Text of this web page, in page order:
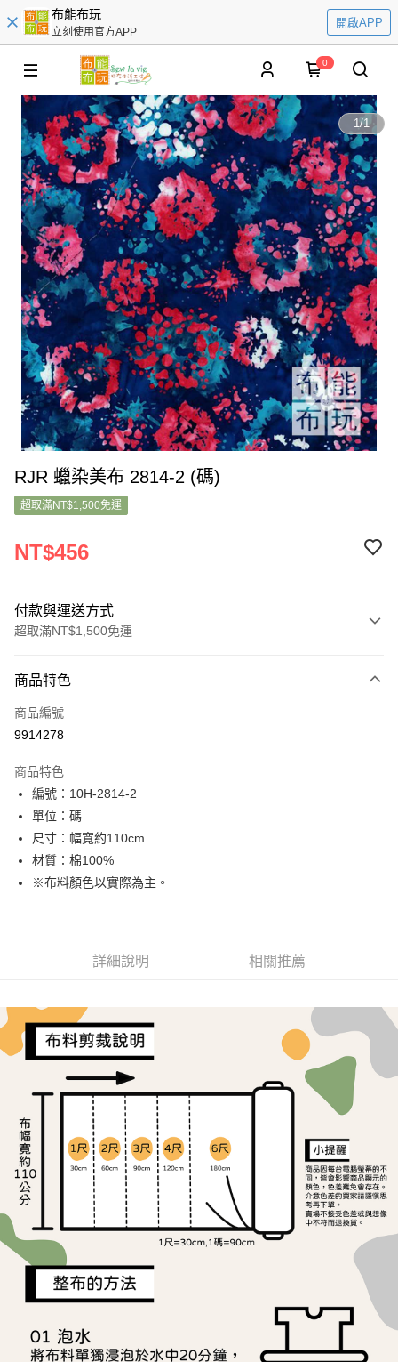
布能布玩
立刻使用官方APP
開啟APP
0
1/1
RJR 蠟染美布 2814-2 (碼)
超取滿NT$1,500免運
NT$456
付款與運送方式
超取滿NT$1,500免運
信用卡一次付款
超商取貨付款
Apple Pay
街口支付
Google Pay
大哥付你分期
2.付款方式選擇「大哥付你分期」，訂單成立後會自動跳轉到大哥付的交易
3.實際核准額度、可分期數及費用金額請依後續交易確認頁面所載為準。
4.訂單成立30分鐘內，如未前往確認交易或遇審核未通過，訂單將自動取
消。如遇「轉專審核」未通過狀況，表示未達大哥付你分期系統評分，恕無
法說明評估內容。
【繳款方式說明】
1.分期款項不併入電信帳單，「大哥付你分期」於每月結算日後寄送繳費提
2.透過簡訊連結打開帳單後，可選擇「超商條碼／台灣大直營門市／銀行轉
帳／街口支付／iPASS MONEY」等通路繳費。
【注意事項】
1.本服務係由「台灣大哥大股份有限公司」（以下簡稱本公司）所提供，讓
用戶於交易時，得透過本服務購買商品或服務，並由商店將買賣／分期付款
買賣價金債權讓與本公司後，依約使用本公司帳單繳交帳款。
2.基於同意付款使用「大哥付你分期」之契約關係目的，商店將以您的個人
資料（包含姓名、電話或地址）提供予台灣大哥大進項蒐集、處理及利用，
由本公司與您本人進行分期帳單所需資料之確認、核對及更正。
3.完整用戶服務條款，請詳閱以下連結：
便利好安心！
１．簡單：不需註冊會員、不需綁卡、不需儲值。
２．便利：只要手機號碼，簡訊認證，即可結帳。
【「AFTEE先享後付」結帳流程】
１．於結帳方式選擇「AFTEE先享後付」後，將跳轉至「AFTEE先享後付」
結帳頁面，進行簡訊認證並確認金額後，即可完成結帳。
２．訂單成立數日內，您將收到繳費通知簡訊。
３．收到繳費通知簡訊後14天內，點擊此簡訊中的連結，可透過四大超商／
ATM／網路銀行／等多元方式進行付款，方視為交易完成。
※ 請注意：結帳手續完成當下不需立刻繳費，但若您需要取消訂單，請聯絡
購買商品的店家。未經商家同意取消之訂單仍視為有效，需透過AFTEE先享
後付繳納相關費用。
※ 交易是否成功請以「AFTEE先享後付 」之結帳頁面顯示為準，若有關於
是否繳費成功／繳費後需取消欲退款等相關疑問，請聯繫「AFTEE先享後付
客戶支援中心」https://netprotections.freshdesk.com/support/home
【注意事項】
１．透過由恩沛科技股份有限公司提供之「AFTEE先享後付」服務完成之交
易，需依本服務之必要範圍內提供個人資料，並將交易相關給付款項請求債
權轉讓予恩沛科技股份有限公司。
運送方式
每筆NT$65，滿NT$1,500(含以上)免運費
7-11取貨付款
每筆NT$65，滿NT$1,500(含以上)免運費
宅配
每筆NT$150，滿NT$1,500(含以上)免運費
離島宅配
每筆NT$240
商品特色
商品編號
9914278
商品特色
編號：10H-2814-2
單位：碼
尺寸：幅寬約110cm
材質：棉100%
※布料顏色以實際為主。
詳細說明 相關推薦